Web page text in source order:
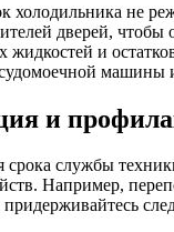
холодильника не
дверей,
и
и
службы
Например,